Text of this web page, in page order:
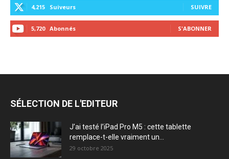
4,215 Suiveurs SUIVRE
5,720 Abonnés S'ABONNER
SÉLECTION DE L'EDITEUR
J’ai testé l’iPad Pro M5 : cette tablette
remplace-t-elle vraiment un...
29 octobre 2025